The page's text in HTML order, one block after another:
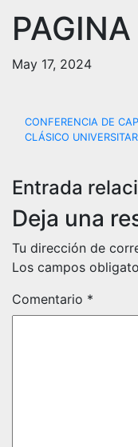
May 17, 2024
entradas
CONFERENCIA DE
CLÁSICO
Entrada
Deja una
Tu dirección de
Los campos
Comentario *